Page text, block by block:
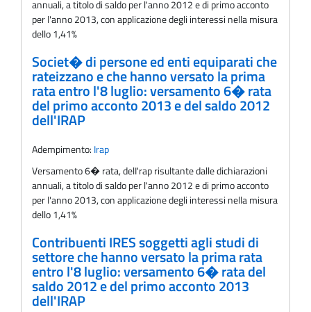
annuali, a titolo di saldo per l'anno 2012 e di primo acconto
per l'anno 2013, con applicazione degli interessi nella misura
dello 1,41%
Societ� di persone ed enti equiparati che
rateizzano e che hanno versato la prima
rata entro l'8 luglio: versamento 6� rata
del primo acconto 2013 e del saldo 2012
dell'IRAP
Adempimento: Irap
Versamento 6� rata, delI'rap risultante dalle dichiarazioni
annuali, a titolo di saldo per l'anno 2012 e di primo acconto
per l'anno 2013, con applicazione degli interessi nella misura
dello 1,41%
Contribuenti IRES soggetti agli studi di
settore che hanno versato la prima rata
entro l'8 luglio: versamento 6� rata del
saldo 2012 e del primo acconto 2013
dell'IRAP